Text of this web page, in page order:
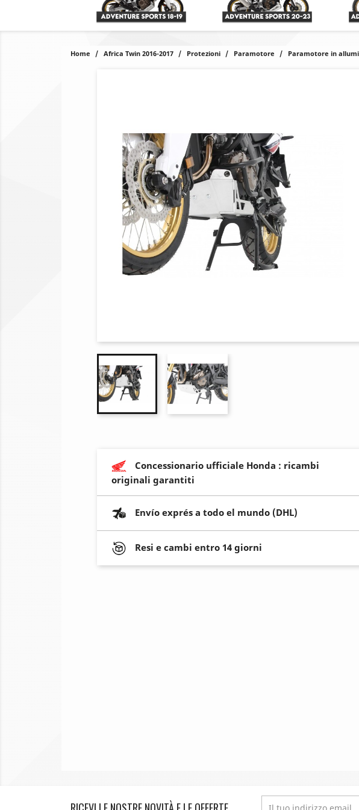
Home Africa Twin 2016-2017 Protezioni Paramotore Paramotore in
Concessionario ufficiale Honda : ricambi
originali garantiti
Envío exprés a todo el mundo (DHL)
Resi e cambi entro 14 giorni